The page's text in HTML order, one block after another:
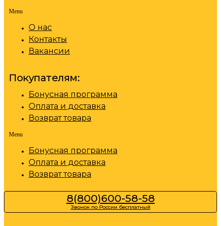
Menu
О нас
Контакты
Вакансии
Покупателям:
Бонусная программа
Оплата и доставка
Возврат товара
Menu
Бонусная программа
Оплата и доставка
Возврат товара
8(800)600-58-58
Звонок по России бесплатный